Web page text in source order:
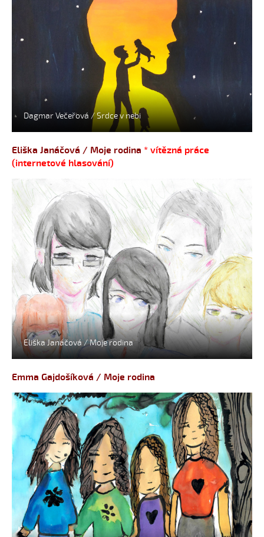
Dagmar Večeřová / Srdce v nebi
Eliška Janáčová / Moje rodina * vítězná práce
(internetové hlasování)
Eliška Janáčová / Moje rodina
Emma Gajdošíková / Moje rodina